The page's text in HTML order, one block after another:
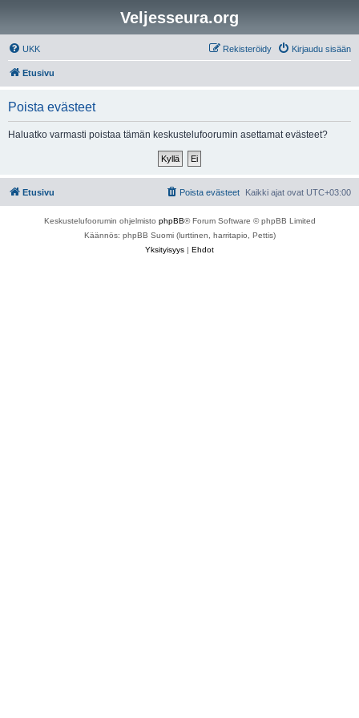
Veljesseura.org
UKK Kirjaudu sisään
Rekisteröidy
Etusivu
Poista evästeet
Haluatko varmasti poistaa tämän keskustelufoorumin asettamat evästeet?
Etusivu Kaikki ajat ovat UTC+03:00
Poista evästeet
Keskustelufoorumin ohjelmisto phpBB® Forum Software © phpBB Limited
Käännös: phpBB Suomi (lurttinen, harritapio, Pettis)
Yksityisyys | Ehdot